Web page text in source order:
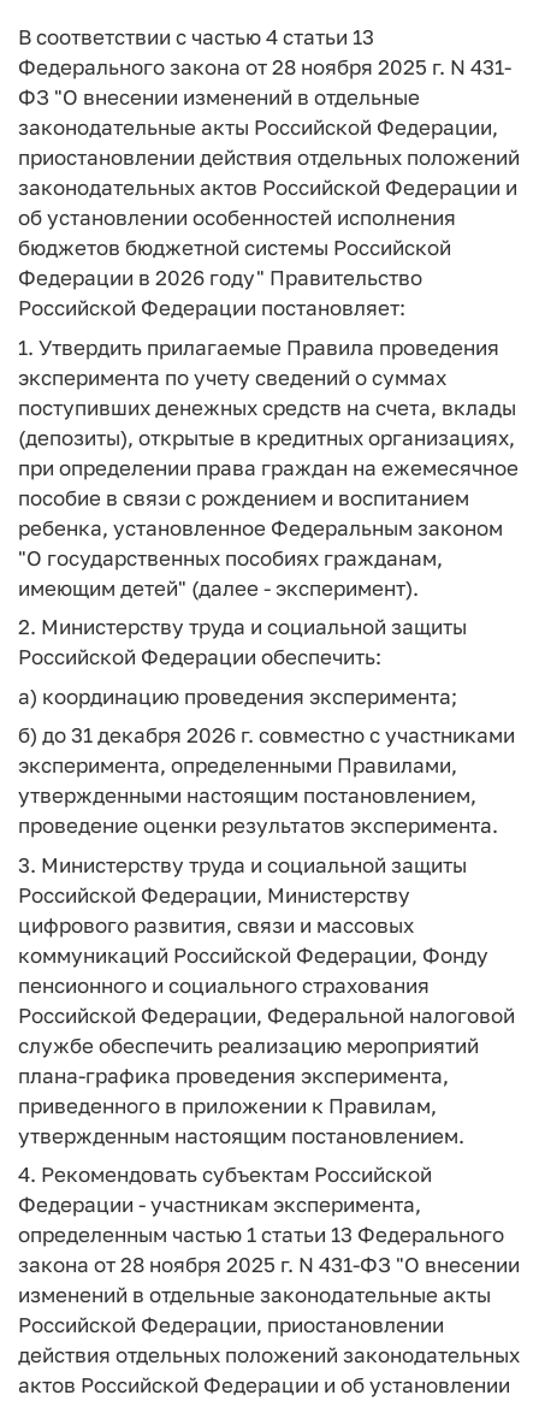
В соответствии с частью 4 статьи 13
Федерального закона от 28 ноября 2025 г. N 431-
ФЗ "О внесении изменений в отдельные
законодательные акты Российской Федерации,
приостановлении действия отдельных положений
законодательных актов Российской Федерации и
об установлении особенностей исполнения
бюджетов бюджетной системы Российской
Федерации в 2026 году" Правительство
Российской Федерации постановляет:
1. Утвердить прилагаемые Правила проведения
эксперимента по учету сведений о суммах
поступивших денежных средств на счета, вклады
(депозиты), открытые в кредитных организациях,
при определении права граждан на ежемесячное
пособие в связи с рождением и воспитанием
ребенка, установленное Федеральным законом
"О государственных пособиях гражданам,
имеющим детей" (далее - эксперимент).
2. Министерству труда и социальной защиты
Российской Федерации обеспечить:
а) координацию проведения эксперимента;
б) до 31 декабря 2026 г. совместно с участниками
эксперимента, определенными Правилами,
утвержденными настоящим постановлением,
проведение оценки результатов эксперимента.
3. Министерству труда и социальной защиты
Российской Федерации, Министерству
цифрового развития, связи и массовых
коммуникаций Российской Федерации, Фонду
пенсионного и социального страхования
Российской Федерации, Федеральной налоговой
службе обеспечить реализацию мероприятий
плана-графика проведения эксперимента,
приведенного в приложении к Правилам,
утвержденным настоящим постановлением.
4. Рекомендовать субъектам Российской
Федерации - участникам эксперимента,
определенным частью 1 статьи 13 Федерального
закона от 28 ноября 2025 г. N 431-ФЗ "О внесении
изменений в отдельные законодательные акты
Российской Федерации, приостановлении
действия отдельных положений законодательных
актов Российской Федерации и об установлении